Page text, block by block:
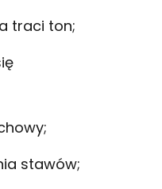
traci ton;
stawów;